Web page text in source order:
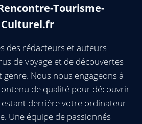
Tourisme-
Culturel.fr
des rédacteurs et auteurs
de voyage et de découvertes
Nous nous engageons à
de qualité pour découvrir
derrière votre ordinateur
Une équipe de passionnés